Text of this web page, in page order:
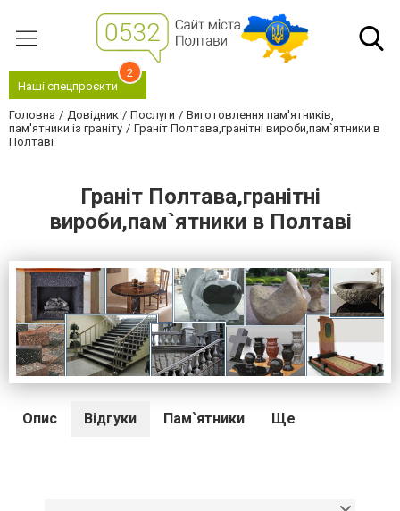
Наші спецпроєкти
2
Головна Довідник Послуги
Виготовлення пам'ятників,
пам'ятники із граніту
Граніт Полтава,гранітні вироби,пам`ятники в
Полтаві
Граніт Полтава,гранітні
вироби,пам`ятники в Полтаві
Опис Відгуки Пам`ятники Ще